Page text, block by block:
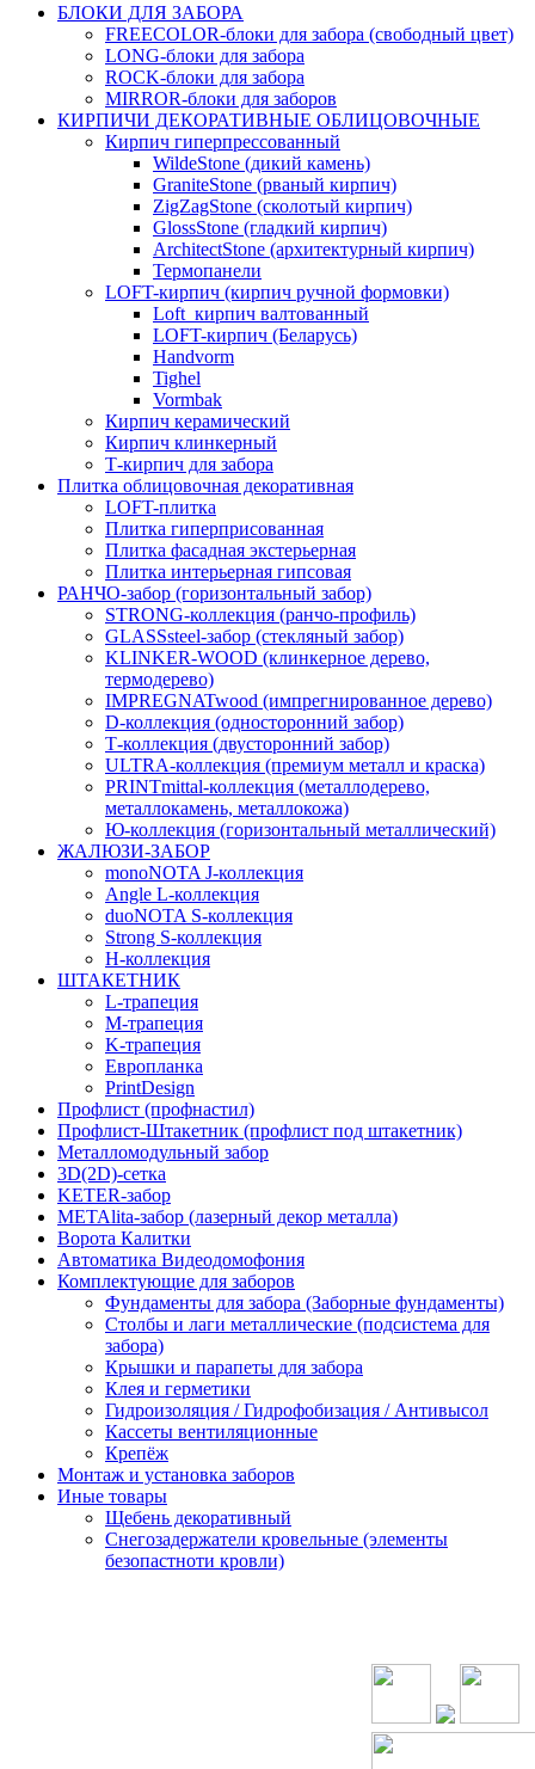
БЛОКИ ДЛЯ ЗАБОРА
FREECOLOR-блоки для забора (свободный цвет)
LONG-блоки для забора
ROCK-блоки для забора
MIRROR-блоки для заборов
КИРПИЧИ ДЕКОРАТИВНЫЕ ОБЛИЦОВОЧНЫЕ
Кирпич гиперпрессованный
WildeStone (дикий камень)
GraniteStone (рваный кирпич)
ZigZagStone (сколотый кирпич)
GlossStone (гладкий кирпич)
ArchitectStone (архитектурный кирпич)
Термопанели
LOFT-кирпич (кирпич ручной формовки)
Loft_кирпич валтованный
LOFT-кирпич (Беларусь)
Handvorm
Tighel
Vormbak
Кирпич керамический
Кирпич клинкерный
Т-кирпич для забора
Плитка облицовочная декоративная
LOFT-плитка
Плитка гиперприсованная
Плитка фасадная экстерьерная
Плитка интерьерная гипсовая
РАНЧО-забор (горизонтальный забор)
STRONG-коллекция (ранчо-профиль)
GLASSsteel-забор (стекляный забор)
KLINKER-WOOD (клинкерное дерево,
термодерево)
IMPREGNATwood (импрегнированное дерево)
D-коллекция (односторонний забор)
Т-коллекция (двусторонний забор)
ULTRA-коллекция (премиум металл и краска)
PRINTmittal-коллекция (металлодерево,
металлокамень, металлокожа)
Ю-коллекция (горизонтальный металлический)
ЖАЛЮЗИ-ЗАБОР
monoNOTA J-коллекция
Angle L-коллекция
duoNOTA S-коллекция
Strong S-коллекция
H-коллекция
ШТАКЕТНИК
L-трапеция
M-трапеция
K-трапеция
Европланка
PrintDesign
Профлист (профнастил)
Профлист-Штакетник (профлист под штакетник)
Металломодульный забор
3D(2D)-сетка
KETER-забор
METAlita-забор (лазерный декор металла)
Ворота Калитки
Автоматика Видеодомофония
Комплектующие для заборов
Фундаменты для забора (Заборные фундаменты)
Столбы и лаги металлические (подсистема для
забора)
Крышки и парапеты для забора
Клея и герметики
Гидроизоляция / Гидрофобизация / Антивысол
Кассеты вентиляционные
Крепёж
Монтаж и установка заборов
Иные товары
Щебень декоративный
Снегозадержатели кровельные (элементы
безопастноти кровли)